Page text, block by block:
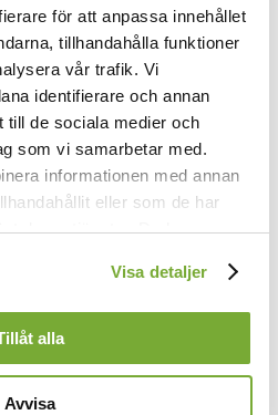
för att anpassa innehållet
tillhandahålla funktioner
vår trafik. Vi
identifierare och annan
till de sociala medier och
som vi samarbetar med.
informationen med annan
eller som de har
deras tjänster. Du kan
-länken i nedre delen
Visa detaljer
alla
Avvisa
andra
ej hämnas,
gott.
bort.
prisar
ljud,